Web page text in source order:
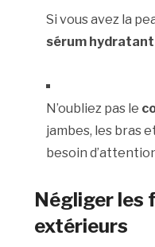
Si vous avez la
sérum hydratant
N’oubliez pas le
jambes, les bras
besoin
Négliger les
extérieurs